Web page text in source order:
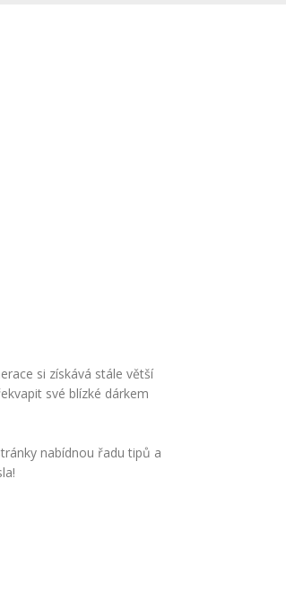
si získává stále větší
své blízké dárkem
nabídnou řadu tipů a